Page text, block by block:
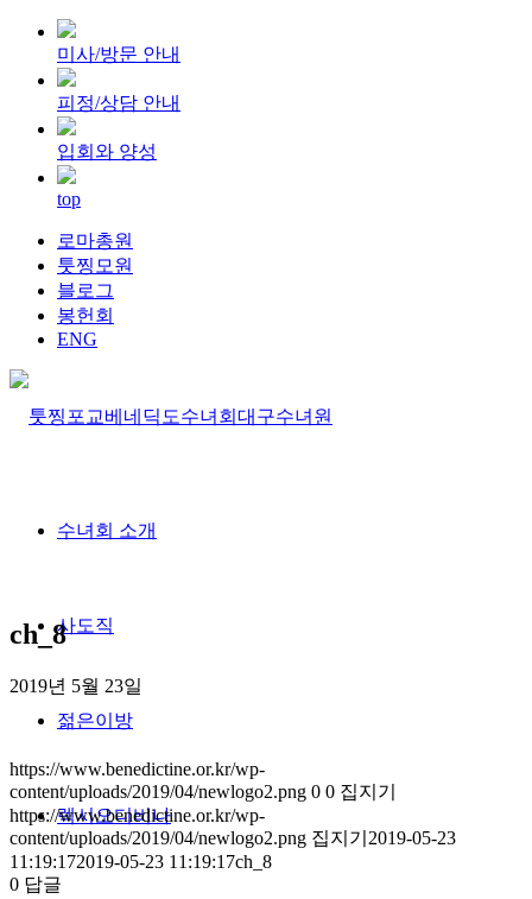
미사/방문 안내
피정/상담 안내
입회와 양성
top
로마총원
툿찡모원
블로그
봉헌회
ENG
수녀회 소개
사도직
젊은이방
렉시오디비나
ch_8
2019년 5월 23일
https://www.benedictine.or.kr/wp-
content/uploads/2019/04/newlogo2.png 0 0 집지기
https://www.benedictine.or.kr/wp-
content/uploads/2019/04/newlogo2.png 집지기 2019-05-23
11:19:172019-05-23 11:19:17ch_8
0 답글